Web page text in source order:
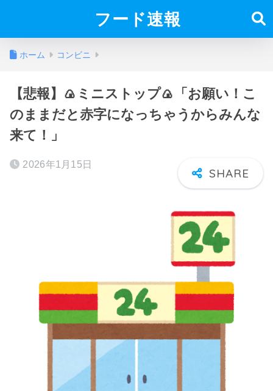
フード速報
ホーム コンビニ
【悲報】🍙ミニストップ🍙「お願い！こ
のままだと赤字になっちゃうからみんな
来て！」
2026年1月15日